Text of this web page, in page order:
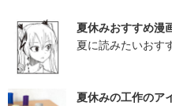
夏休みおすすめ漫
夏に読みたいおす
夏休みの工作のア